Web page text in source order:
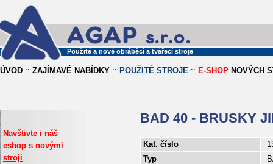
Použité a nové obráběcí a tvářecí stroje
ÚVOD :: ZAJÍMAVÉ NABÍDKY :: POUŽITÉ STROJE :: E-SHOP NOVÝCH
Navštivte i náš
eshop s novými
stroji
BAD 40 - BRUSKY
Kat. číslo
Typ